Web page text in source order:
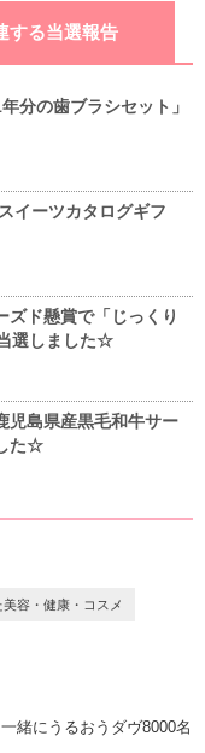
する当選報告
分の歯ブラシセット」
イーツカタログギフ
ズド懸賞で「じっくり
選しました☆
児島県産黒毛和牛サー
た☆
美容・健康・コスメ
緒にうるおうダヴ8000名